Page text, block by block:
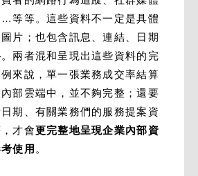
等等。這些資料不一定是具體
片；也包含訊息、連結、日期
。兩者混和呈現出這些資料的完
來說，單一張業務成交率結算
部雲端中，並不夠完整；還要
期、有關業務們的服務提案資
才會更完整地呈現企業內部資
使用 。